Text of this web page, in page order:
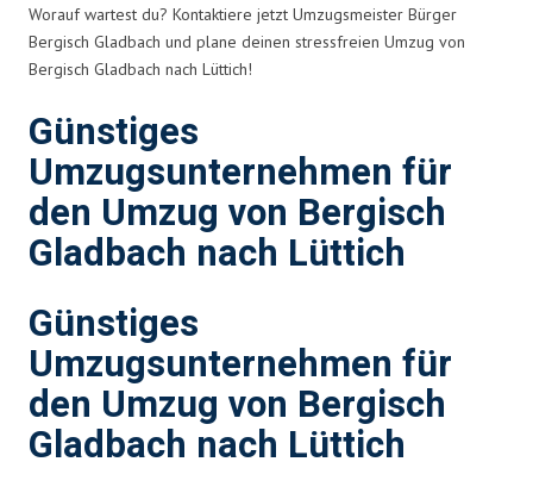
Worauf wartest du? Kontaktiere jetzt Umzugsmeister Bürger
Bergisch Gladbach und plane deinen stressfreien Umzug von
Bergisch Gladbach nach Lüttich!
Günstiges
Umzugsunternehmen für
den Umzug von Bergisch
Gladbach nach Lüttich
Günstiges
Umzugsunternehmen für
den Umzug von Bergisch
Gladbach nach Lüttich